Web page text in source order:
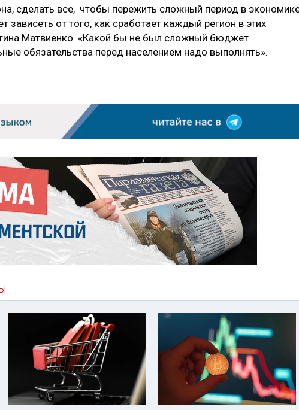
сделать все, чтобы пережить сложный период в
зависеть от того, как сработает каждый регион в этих
Матвиенко. «Какой бы не был сложный бюджет
обязательства перед населением надо выполнять».